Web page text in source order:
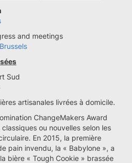
and meetings
Sud
artisanales livrées à domicile.
ChangeMakers Award
ou nouvelles selon les
En 2015, la première
pain invendu, la « Babylone », a
bière « Tough Cookie » brassée